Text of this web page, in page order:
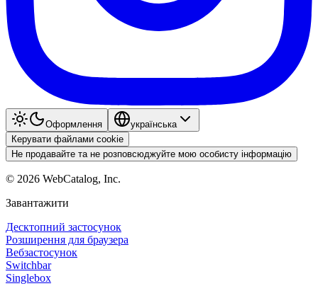
Оформлення
українська
Керувати файлами cookie
Не продавайте та не розповсюджуйте мою особисту інформацію
© 2026 WebCatalog, Inc.
Завантажити
Десктопний застосунок
Розширення для браузера
Вебзастосунок
Switchbar
Singlebox